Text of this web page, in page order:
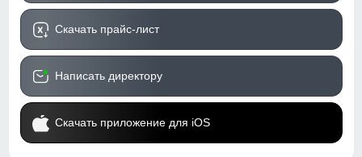
Скачать прайс-лист
Написать директору
Скачать приложение для iOS